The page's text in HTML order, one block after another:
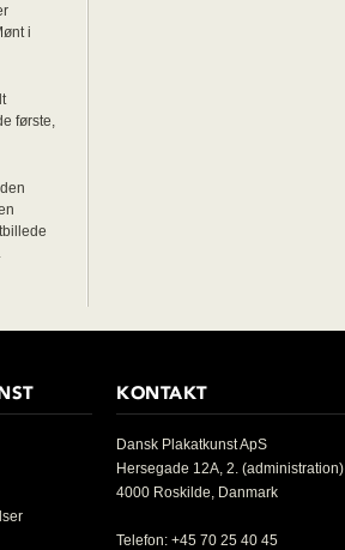
i
første,
KONTAKT
Dansk Plakatkunst ApS
Hersegade 12A, 2. (administration)
4000 Roskilde, Danmark
Telefon: +45 70 25 40 45